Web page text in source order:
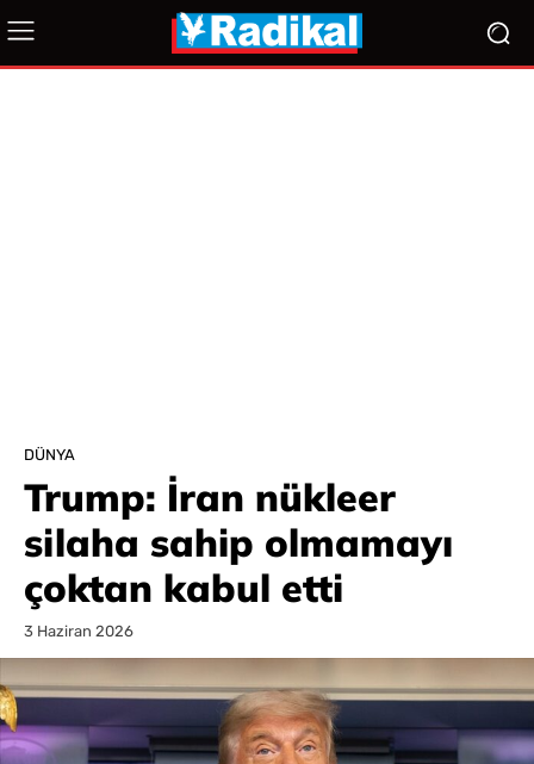
DÜNYA
Trump: İran nükleer
silaha sahip olmamayı
çoktan kabul etti
3 Haziran 2026